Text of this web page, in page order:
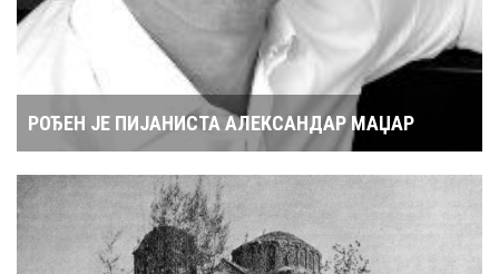
РОЂЕН ЈЕ ПИЈАНИСТА АЛЕКСАНДАР МАЏАР